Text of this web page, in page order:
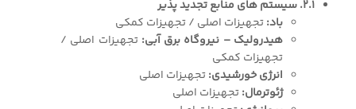
٢.١. سیستم های منابع تجدید پذیر
باد:تجهیزات اصلی / تجهیزات کمکی
هیدرولیک – نیروگاه برق آبی:تجهیزات اصلی /
تجهیزات کمکی
انرژی خورشیدی:تجهیزات اصلی
ژئوترمال:تجهیزات اصلی